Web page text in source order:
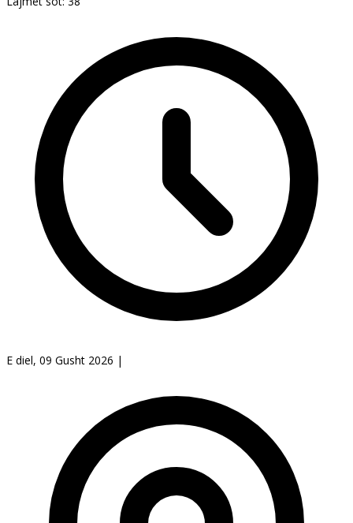
E diel, 09 Gusht 2026 |